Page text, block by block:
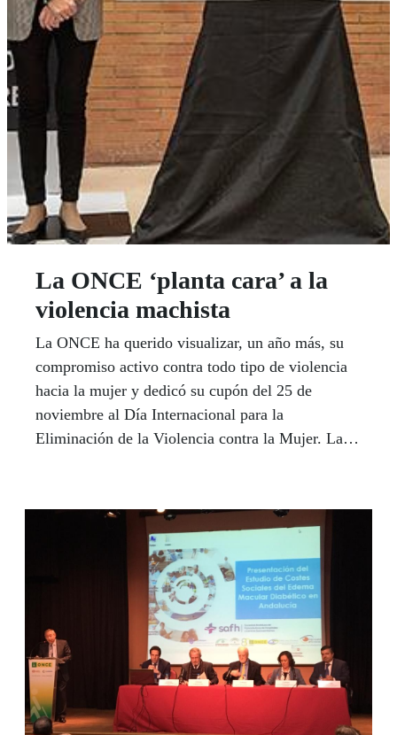
La ONCE ‘planta cara’ a la
violencia machista
La ONCE ha querido visualizar, un año más, su
compromiso activo contra todo tipo de violencia
hacia la mujer y dedicó su cupón del 25 de
noviembre al Día Internacional para la
Eliminación de la Violencia contra la Mujer. La
Teresa Fernández de la Vega, presentaron en
sociedad este cupón como prólogo al el IX
Congreso Internacional para el Estudio de la
Violencia Contra las Mujeres. La presidenta del
Consejo Territorial de la ONCE en Andalucía,
Ceuta y Melilla, Isabel Viruet, hizo un
llamamiento para todas las personas, con y sin
discapacidad, se involucren "en la lucha contra
esta la lacra".